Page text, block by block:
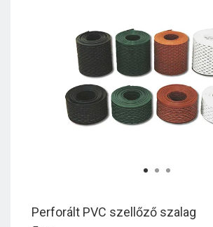
Perforált PVC szellőző szalag